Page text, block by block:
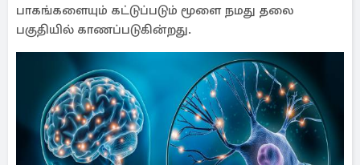
பாகங்களையும் கட்டுப்படும் மூளை நமது தலை
பகுதியில் காணப்படுகின்றது.